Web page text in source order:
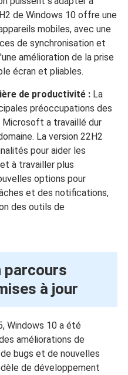
de Windows 10 offre une
mobiles, avec une
de synchronisation et
amélioration de la prise
écran et pliables.
de productivité :La
préoccupations des
a travaillé dur
La version 22H2
pour aider les
à travailler plus
options pour
et des notifications,
des outils de
parcours
à jour
Windows 10 a été
améliorations de
bugs et de nouvelles
de développement